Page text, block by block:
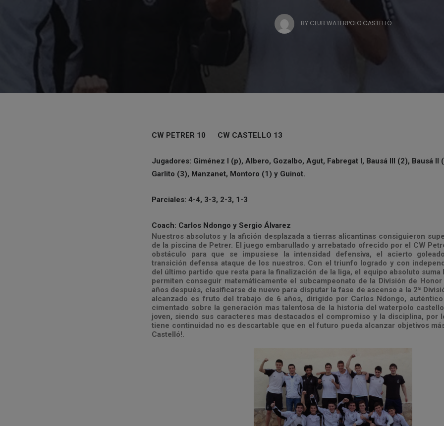
BY CLUB WATERPOLO CASTELLÓ
CW PETRER 10 CW CASTELLO 13
Jugadores: Giménez I (p), Albero, Gozalbo, Agut, Fabregat I, Bausá III (2), Bausá II
Garlito (3), Manzanet, Montoro (1) y Guinot.
Parciales: 4-4, 3-3, 2-3, 1-3
Coach: Carlos Ndongo y Sergio Álvarez
Nuestros absolutos y la afición desplazada a tierras alicantinas consiguieron
de la piscina de Petrer. El juego embarullado y arrebatado ofrecido por el CW
obstáculo para que se impusiese la intensidad defensiva, el acierto
transición defensa ataque de los nuestros. Con el triunfo logrado y con
del último partido que resta para la finalización de la liga, el equipo absoluto
permiten conseguir matemáticamente el subcampeonato de la División de
años después, clasificarse de nuevo para disputar la fase de ascenso a la 2ª
alcanzado es fruto del trabajo de 6 años, dirigido por Carlos Ndongo,
cimentado sobre la generación mas talentosa de la historia del waterpolo
joven, siendo sus caracteres mas destacados el compromiso y la disciplina, por
tiene continuidad no es descartable que en el futuro pueda alcanzar objetivos
Castelló!.